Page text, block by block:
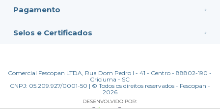
Pagamento
Selos e Certificados
Comercial Fescopan LTDA, Rua Dom Pedro I - 41 - Centro - 88802-190 -
Criciuma - SC
CNPJ: 05.209.927/0001-50 | © Todos os direitos reservados - Fescopan -
2026